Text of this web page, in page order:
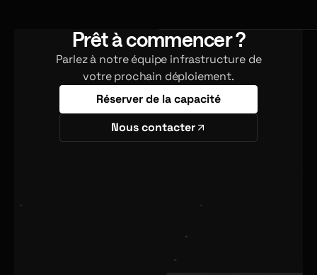
Prêt à commencer ?
Parlez à notre équipe infrastructure de
votre prochain déploiement.
Réserver de la capacité
Nous contacter